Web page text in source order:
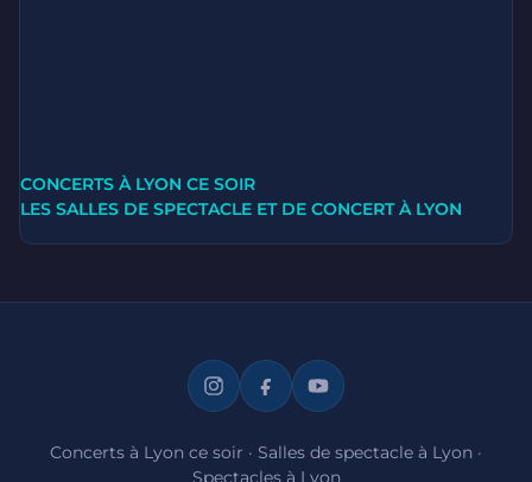
CONCERTS À LYON CE SOIR
LES SALLES DE SPECTACLE ET DE CONCERT À LYON
Concerts à Lyon ce soir · Salles de spectacle à Lyon ·
Spectacles à Lyon